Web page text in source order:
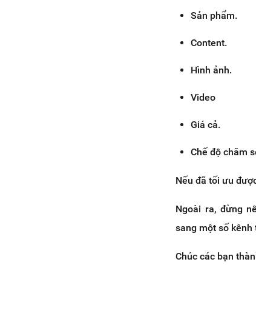
Sản phẩm.
Content.
Hình ảnh.
Video
Giá cả.
Chế độ chăm
Nếu đã tối ưu
Ngoài ra, đừng
sang một số
Chúc các bạn